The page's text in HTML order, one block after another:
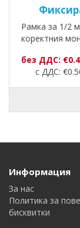
Рамка за 1/2
коректния
без ДДС:
с ДДС:
Информация
За нас
Политика за
бисквитки